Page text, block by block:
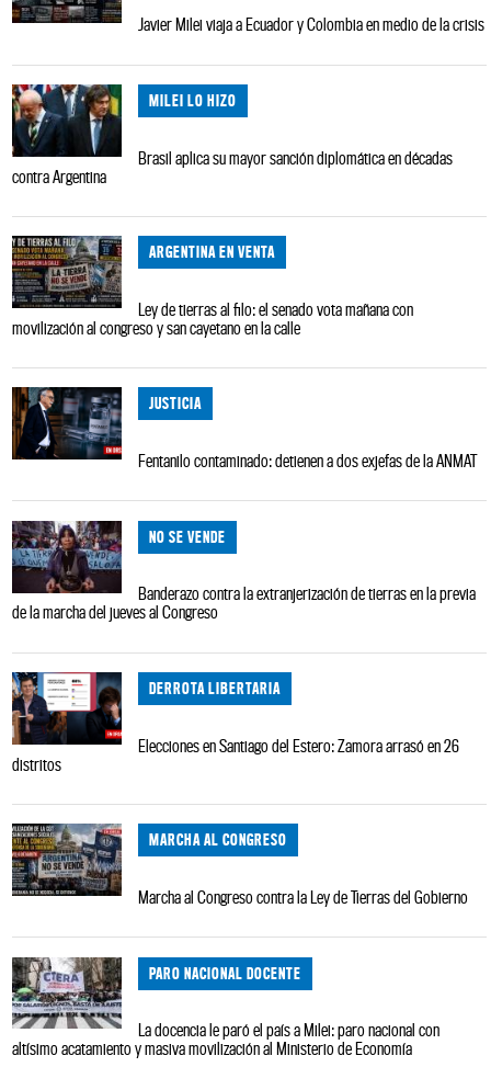
Javier Milei viaja a Ecuador y Colombia en medio de la crisis
MILEI LO HIZO
Brasil aplica su mayor sanción diplomática en décadas
contra Argentina
ARGENTINA EN VENTA
Ley de tierras al filo: el senado vota mañana con
movilización al congreso y san cayetano en la calle
JUSTICIA
Fentanilo contaminado: detienen a dos exjefas de la ANMAT
NO SE VENDE
Banderazo contra la extranjerización de tierras en la previa
de la marcha del jueves al Congreso
DERROTA LIBERTARIA
Elecciones en Santiago del Estero: Zamora arrasó en 26
distritos
MARCHA AL CONGRESO
Marcha al Congreso contra la Ley de Tierras del Gobierno
PARO NACIONAL DOCENTE
La docencia le paró el país a Milei: paro nacional con
altísimo acatamiento y masiva movilización al Ministerio de Economía